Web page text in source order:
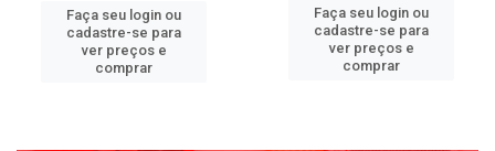
Faça seu login ou
cadastre-se para
ver preços e
comprar
Faça seu login ou
cadastre-se para
ver preços e
comprar